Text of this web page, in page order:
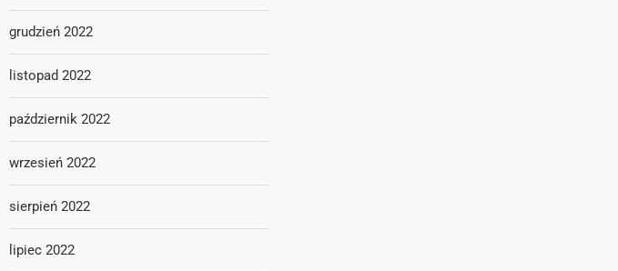
grudzień 2022
listopad 2022
październik 2022
wrzesień 2022
sierpień 2022
lipiec 2022